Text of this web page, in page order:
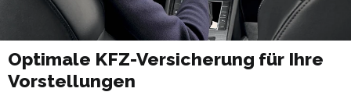
Optimale KFZ-Versicherung für Ihre
Vorstellungen